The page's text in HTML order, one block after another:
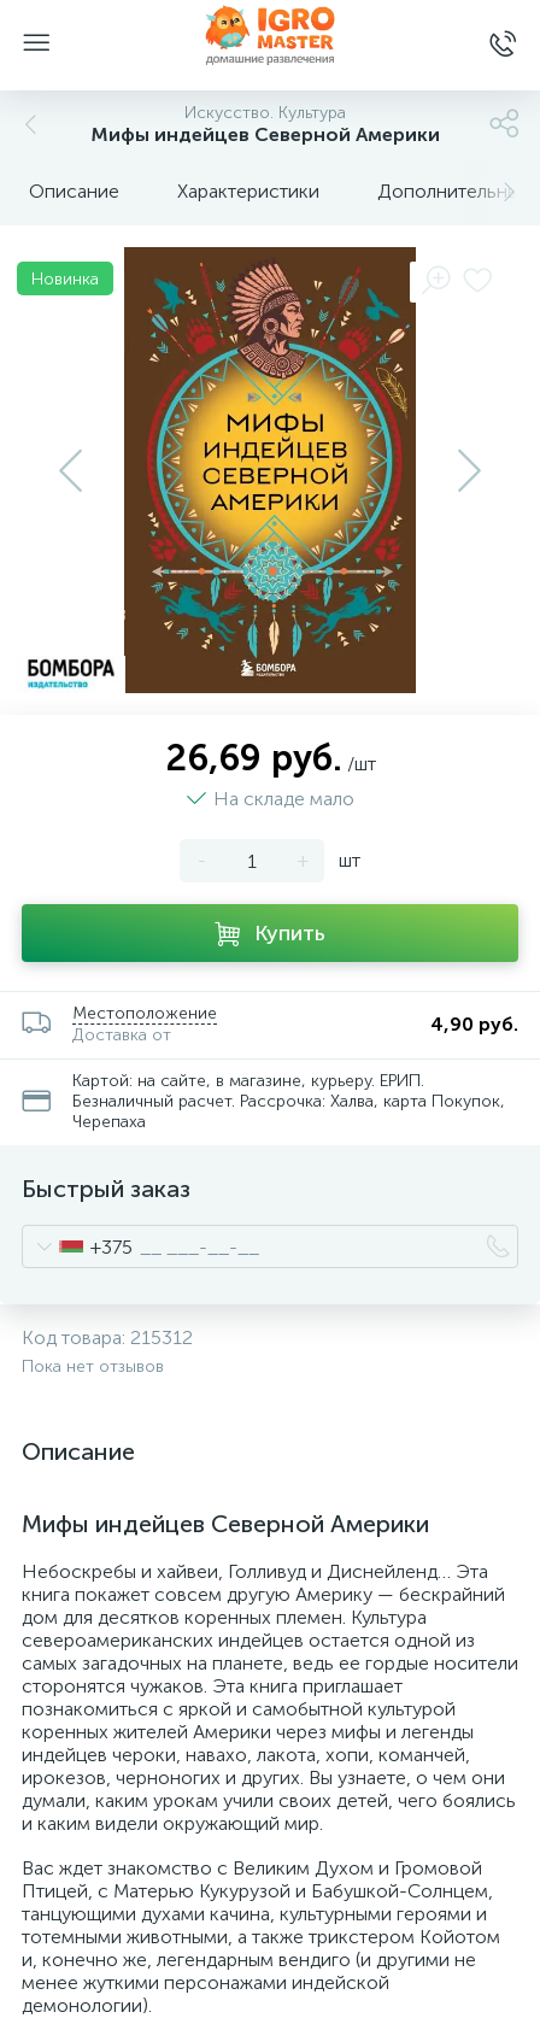
Искусство. Культура
Мифы индейцев Северной Америки
Описание Характеристики Дополнительные
Новинка
26,69 руб. /шт
На складе мало
- + шт
Купить
Местоположение
Доставка от
4,90 руб.
Картой: на сайте, в магазине, курьеру. ЕРИП.
Безналичный расчет. Рассрочка: Халва, карта Покупок,
Черепаха
Быстрый заказ
+375
Код товара: 215312
Пока нет отзывов
Описание
Мифы индейцев Северной Америки
Небоскребы и хайвеи, Голливуд и Диснейленд… Эта
книга покажет совсем другую Америку — бескрайний
дом для десятков коренных племен. Культура
североамериканских индейцев остается одной из
самых загадочных на планете, ведь ее гордые носители
сторонятся чужаков. Эта книга приглашает
познакомиться с яркой и самобытной культурой
коренных жителей Америки через мифы и легенды
индейцев чероки, навахо, лакота, хопи, команчей,
ирокезов, черноногих и других. Вы узнаете, о чем они
думали, каким урокам учили своих детей, чего боялись
и каким видели окружающий мир.
Вас ждет знакомство с Великим Духом и Громовой
Птицей, с Матерью Кукурузой и Бабушкой-Солнцем,
танцующими духами качина, культурными героями и
тотемными животными, а также трикстером Койотом
и, конечно же, легендарным вендиго (и другими не
менее жуткими персонажами индейской
демонологии).